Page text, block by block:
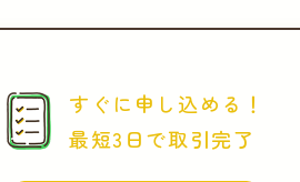
すぐに申し込める！
最短3日で取引完了